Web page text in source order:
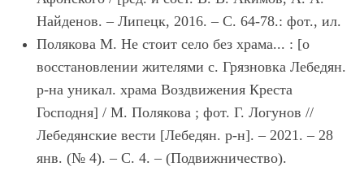
Найденов. – Липецк, 2016. – С. 64-78.: фот., ил.
Полякова М. Не стоит село без храма... : [о
восстановлении жителями с. Грязновка Лебедян.
р-на уникал. храма Воздвижения Креста
Господня] / М. Полякова ; фот. Г. Логунов //
Лебедянские вести [Лебедян. р-н]. – 2021. – 28
янв. (№ 4). – С. 4. – (Подвижничество).